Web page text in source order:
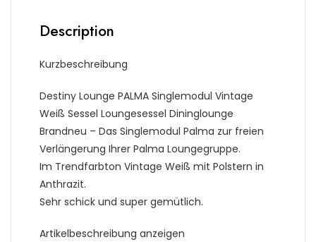
Description
Kurzbeschreibung
Destiny Lounge PALMA Singlemodul Vintage
Weiß Sessel Loungesessel Dininglounge
Brandneu – Das Singlemodul Palma zur freien
Verlängerung Ihrer Palma Loungegruppe.
Im Trendfarbton Vintage Weiß mit Polstern in
Anthrazit.
Sehr schick und super gemütlich.
Artikelbeschreibung anzeigen